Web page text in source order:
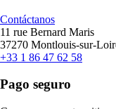
Contáctanos
11 rue Bernard Maris
37270 Montlouis-sur-
+33 1 86 47 62 58
Pago seguro